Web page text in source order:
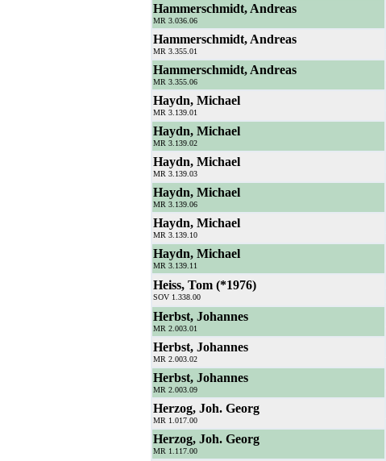
Hammerschmidt, Andreas
MR 3.036.06
Hammerschmidt, Andreas
MR 3.355.01
Hammerschmidt, Andreas
MR 3.355.06
Haydn, Michael
MR 3.139.01
Haydn, Michael
MR 3.139.02
Haydn, Michael
MR 3.139.03
Haydn, Michael
MR 3.139.06
Haydn, Michael
MR 3.139.10
Haydn, Michael
MR 3.139.11
Heiss, Tom (*1976)
SOV 1.338.00
Herbst, Johannes
MR 2.003.01
Herbst, Johannes
MR 2.003.02
Herbst, Johannes
MR 2.003.09
Herzog, Joh. Georg
MR 1.017.00
Herzog, Joh. Georg
MR 1.117.00